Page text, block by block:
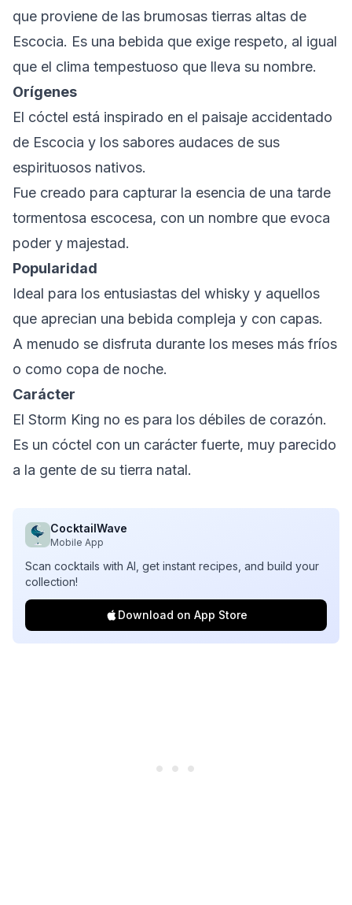
que proviene de las brumosas tierras altas de
Escocia. Es una bebida que exige respeto, al igual
que el clima tempestuoso que lleva su nombre.
Orígenes
El cóctel está inspirado en el paisaje accidentado
de Escocia y los sabores audaces de sus
espirituosos nativos.
Fue creado para capturar la esencia de una tarde
tormentosa escocesa, con un nombre que evoca
poder y majestad.
Popularidad
Ideal para los entusiastas del whisky y aquellos
que aprecian una bebida compleja y con capas.
A menudo se disfruta durante los meses más fríos
o como copa de noche.
Carácter
El Storm King no es para los débiles de corazón.
Es un cóctel con un carácter fuerte, muy parecido
a la gente de su tierra natal.
CocktailWave
Mobile App
Scan cocktails with AI, get instant recipes, and build your
collection!
Download on App Store